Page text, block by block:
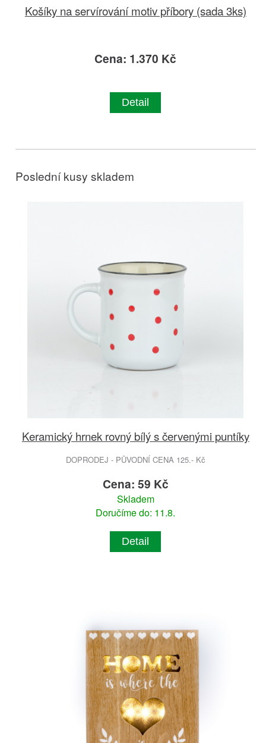
Košíky na servírování motiv příbory (sada 3ks)
Cena: 1.370 Kč
Detail
Poslední kusy skladem
Keramický hrnek rovný bílý s červenými puntíky
DOPRODEJ - PŮVODNÍ CENA 125.- Kč
Cena: 59 Kč
Skladem
Doručíme do: 11.8.
Detail